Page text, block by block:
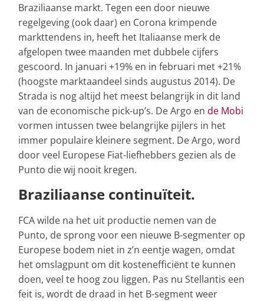
Braziliaanse markt. Tegen een door nieuwe
regelgeving (ook daar) en Corona krimpende
markttendens in, heeft het Italiaanse merk de
afgelopen twee maanden met dubbele cijfers
gescoord. In januari +19% en in februari met +21%
(hoogste marktaandeel sinds augustus 2014). De
Strada is nog altijd het meest belangrijk in dit land
van de economische pick-up’s. De Argo en de Mobi
vormen intussen twee belangrijke pijlers in het
immer populaire kleinere segment. De Argo, word
door veel Europese Fiat-liefhebbers gezien als de
Punto die wij nooit kregen.
Braziliaanse continuïteit.
FCA wilde na het uit productie nemen van de
Punto, de sprong voor een nieuwe B-segmenter op
Europese bodem niet in z’n eentje wagen, omdat
het omslagpunt om dit kostenefficiënt te kunnen
doen, veel te hoog zou liggen. Pas nu Stellantis een
feit is, wordt de draad in het B-segment weer